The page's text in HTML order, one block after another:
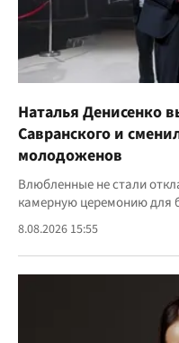
Наталья Денисенко
Савранского и
молодоженов
Влюбленные не стали
камерную церемонию для
8.08.2026 15:55